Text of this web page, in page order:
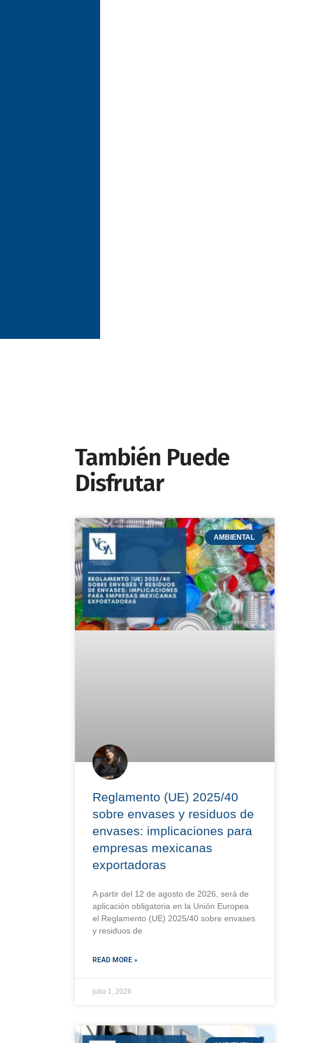
También Puede
Disfrutar
AMBIENTAL
Reglamento (UE) 2025/40
sobre envases y residuos de
envases: implicaciones para
empresas mexicanas
exportadoras
A partir del 12 de agosto de 2026, será de
aplicación obligatoria en la Unión Europea
el Reglamento (UE) 2025/40 sobre envases
y residuos de
READ MORE »
julio 1, 2026